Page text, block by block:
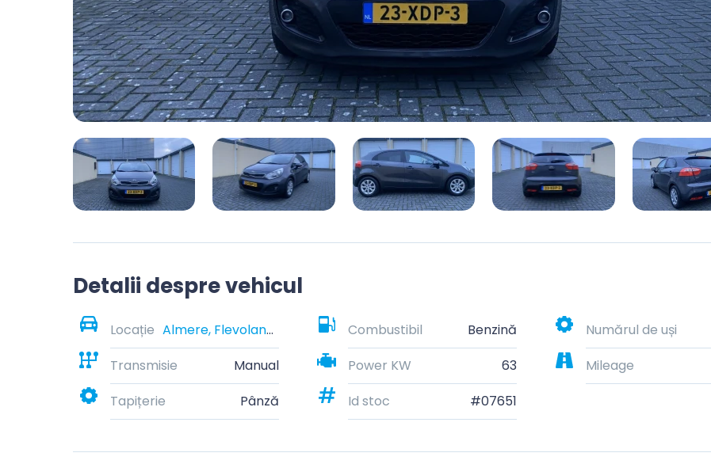
Detalii despre vehicul
Locație Almere, Flevoland, Nederland Combustibil Benzină Numărul de uși
Transmisie
Manual Power KW 63 Mileage
Tapițerie
Pânză Id stoc #07651